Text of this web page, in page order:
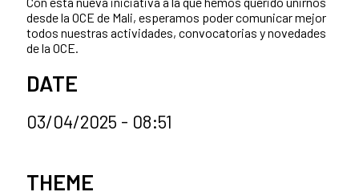
desde la OCE de Mali, esperamos poder comunicar mejor
todos nuestras actividades, convocatorias y novedades
de la OCE.
DATE
03/04/2025 - 08:51
News categories
THEME